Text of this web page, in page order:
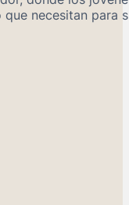
necesitan para